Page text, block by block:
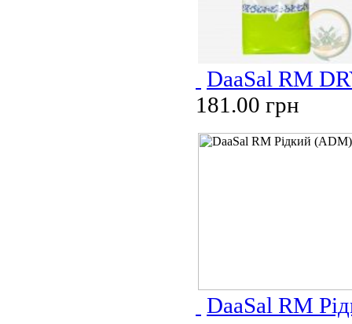
DaaSal RM
181.00 грн
DaaSal RM